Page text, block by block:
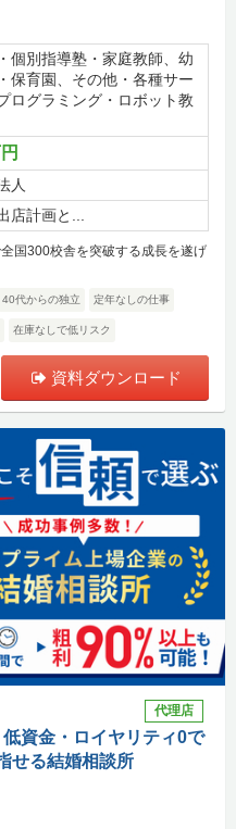
個別指導塾・家庭教師、幼
保育園、その他・各種サー
ログラミング・ロボット教
人
店計画と...
国300校舎を突破する成長を遂げ
40代からの独立 定年なしの仕事
在庫なしで低リスク
資料ダウンロード
代理店
資金・ロイヤリティ0で
せる結婚相談所